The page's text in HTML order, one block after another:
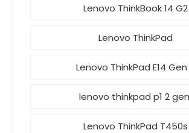
Lenovo ThinkBook 14 G2
Lenovo ThinkPad
Lenovo ThinkPad E14 Gen
lenovo thinkpad p1 2
Lenovo ThinkPad T450s